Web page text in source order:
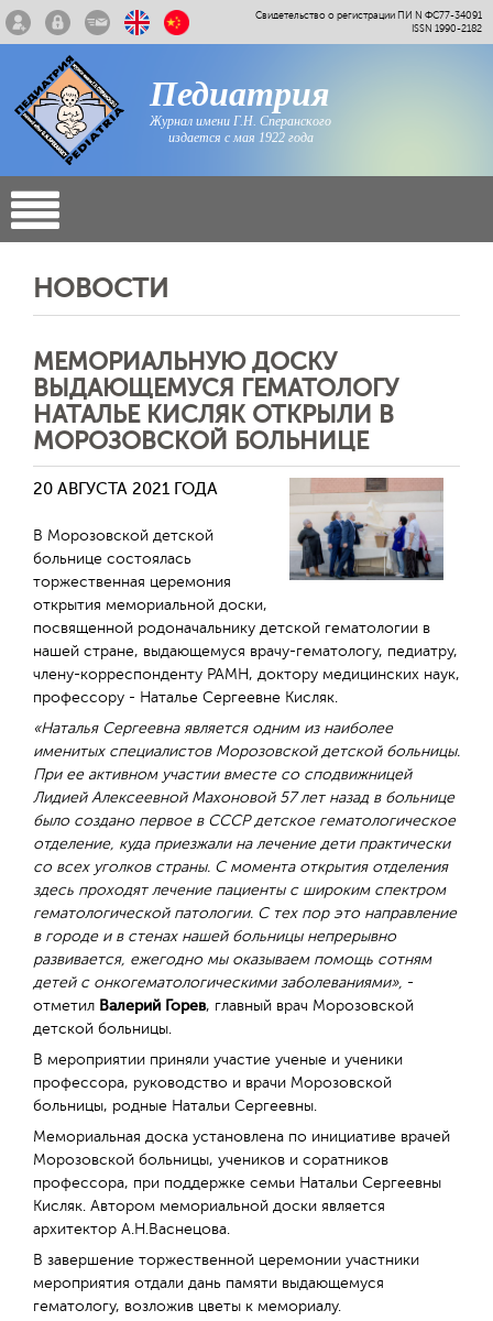
Свидетельство о регистрации ПИ N ФС77-34091
ISSN 1990-2182
Педиатрия
Журнал имени Г.Н. Сперанского
издается с мая 1922 года
НОВОСТИ
МЕМОРИАЛЬНУЮ ДОСКУ
ВЫДАЮЩЕМУСЯ ГЕМАТОЛОГУ
НАТАЛЬЕ КИСЛЯК ОТКРЫЛИ В
МОРОЗОВСКОЙ БОЛЬНИЦЕ
20 АВГУСТА 2021 ГОДА
В Морозовской детской
больнице состоялась
торжественная церемония
открытия мемориальной доски,
посвященной родоначальнику детской гематологии в
нашей стране, выдающемуся врачу-гематологу, педиатру,
члену-корреспонденту РАМН, доктору медицинских наук,
профессору - Наталье Сергеевне Кисляк.
«Наталья Сергеевна является одним из наиболее
именитых специалистов Морозовской детской больницы.
При ее активном участии вместе со сподвижницей
Лидией Алексеевной Махоновой 57 лет назад в больнице
было создано первое в СССР детское гематологическое
отделение, куда приезжали на лечение дети практически
со всех уголков страны. С момента открытия отделения
здесь проходят лечение пациенты с широким спектром
гематологической патологии. С тех пор это направление
в городе и в стенах нашей больницы непрерывно
развивается, ежегодно мы оказываем помощь сотням
детей с онкогематологическими заболеваниями», -
отметил Валерий Горев, главный врач Морозовской
детской больницы.
В мероприятии приняли участие ученые и ученики
профессора, руководство и врачи Морозовской
больницы, родные Натальи Сергеевны.
Мемориальная доска установлена по инициативе врачей
Морозовской больницы, учеников и соратников
профессора, при поддержке семьи Натальи Сергеевны
Кисляк. Автором мемориальной доски является
архитектор А.Н.Васнецова.
В завершение торжественной церемонии участники
мероприятия отдали дань памяти выдающемуся
гематологу, возложив цветы к мемориалу.